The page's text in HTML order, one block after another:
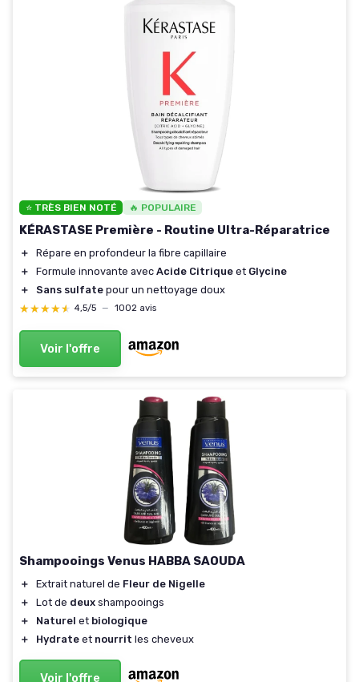
⭐ TRÈS BIEN NOTÉ 🔥 POPULAIRE
KÉRASTASE Première - Routine Ultra-Réparatrice
＋
Répare en profondeur la fibre capillaire
＋
Formule innovante avec Acide Citrique et Glycine
＋
Sans sulfate pour un nettoyage doux
★★★★★
★★★★★ 4,5/5 — 1002 avis
Voir l'offre
Shampooings Venus HABBA SAOUDA
＋ Extrait naturel de Fleur de Nigelle
＋
Lot de deux shampooings
＋
Naturel et biologique
＋
Hydrate et nourrit les cheveux
Voir l'offre